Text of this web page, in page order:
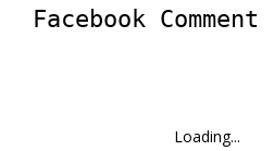
Facebook Comment
Loading...